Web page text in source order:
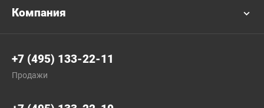
Компания
+7 (495) 133-22-11
Продажи